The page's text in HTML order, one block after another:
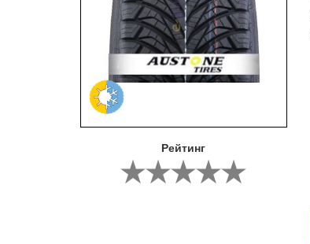
Рейтинг